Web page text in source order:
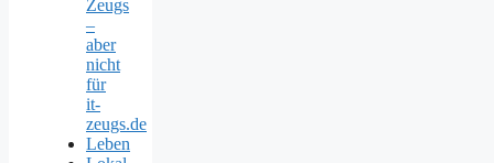
Zeugs
–
aber
nicht
für
it-
zeugs.de
Leben